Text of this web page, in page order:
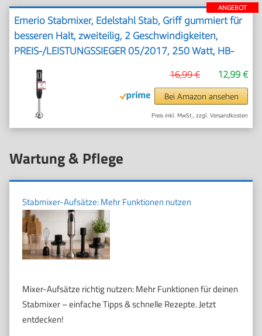
Wartung & Pflege
Stabmixer-Aufsätze: Mehr Funktionen nutzen
Mixer-Aufsätze richtig nutzen: Mehr Funktionen für deinen
Stabmixer – einfache Tipps & schnelle Rezepte. Jetzt
entdecken!
ANGEBOT
Emerio Stabmixer, Edelstahl Stab, Griff gummiert für
besseren Halt, zweiteilig, 2 Geschwindigkeiten,
PREIS-/LEISTUNGSSIEGER 05/2017, 250 Watt, HB-
12,99 €
16,99 €
Bei Amazon ansehen
Preis inkl. MwSt., zzgl. Versandkosten